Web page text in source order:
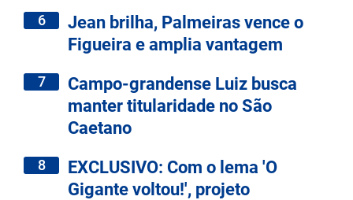
6
Jean brilha, Palmeiras vence o
Figueira e amplia vantagem
7
Campo-grandense Luiz busca
manter titularidade no São
Caetano
8
EXCLUSIVO: Com o lema 'O
Gigante voltou!', projeto